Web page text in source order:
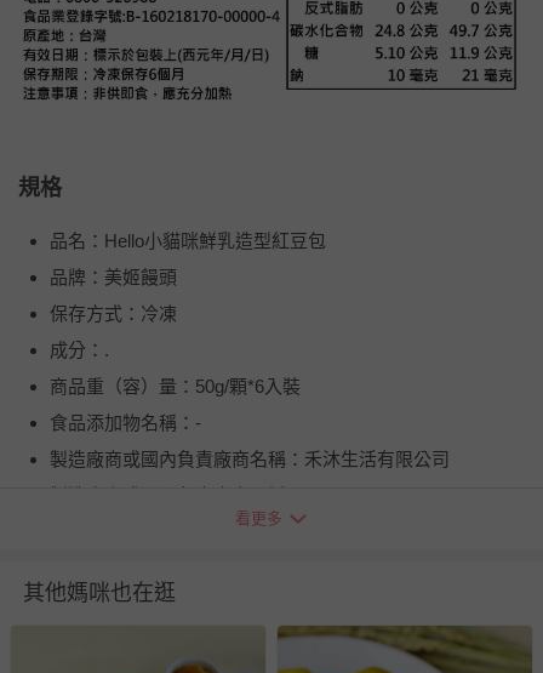
規格
品名：Hello小貓咪鮮乳造型紅豆包
品牌：美姬饅頭
保存方式：冷凍
成分：.
商品重（容）量：50g/顆*6入裝
食品添加物名稱：-
製造廠商或國內負責廠商名稱：禾沐生活有限公司
製造廠商或國內負責廠商地址：台中市西屯區朝富路30號2
食品業者登錄字號：B-160218170-00000-4
投保產品責任險字號：.
健康食品字號/有機檢驗機構及證書字號：無
看更多
其他媽咪也在逛